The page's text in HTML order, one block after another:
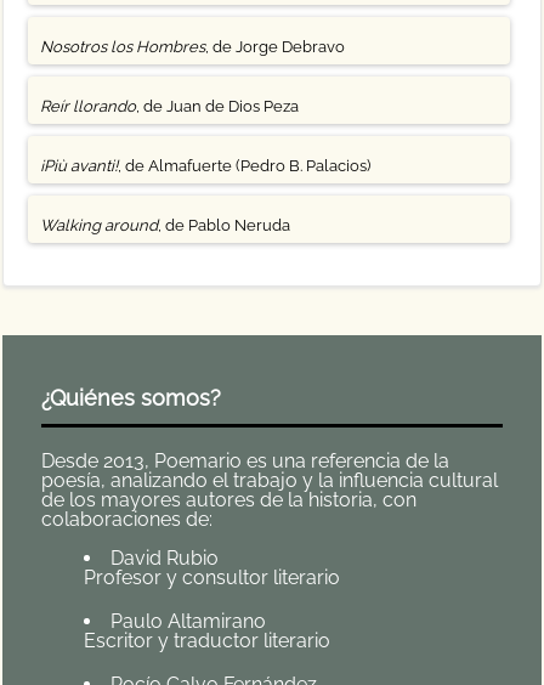
Nosotros los Hombres, de Jorge Debravo
Reír llorando, de Juan de Dios Peza
¡Più avanti!, de Almafuerte (Pedro B. Palacios)
Walking around, de Pablo Neruda
¿Quiénes somos?
Desde 2013, Poemario es una referencia de la
poesía, analizando el trabajo y la influencia cultural
de los mayores autores de la historia, con
colaboraciones de:
David Rubio
Profesor y consultor literario
Paulo Altamirano
Escritor y traductor literario